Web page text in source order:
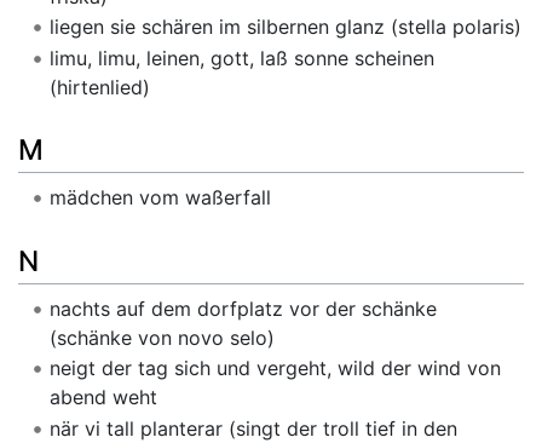
liegen sie schären im silbernen glanz (stella polaris)
limu, limu, leinen, gott, laß sonne scheinen
(hirtenlied)
M
mädchen vom waßerfall
N
nachts auf dem dorfplatz vor der schänke
(schänke von novo selo)
neigt der tag sich und vergeht, wild der wind von
abend weht
när vi tall planterar (singt der troll tief in den